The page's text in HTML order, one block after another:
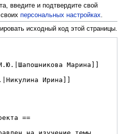
введите и подтвердите свой
персональных настройках
исходный код этой страницы.